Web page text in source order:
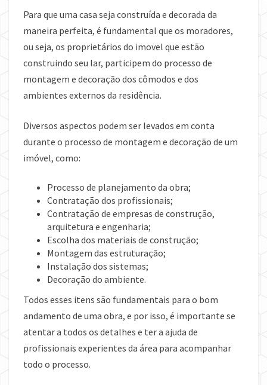
Para que uma casa seja construída e decorada da
maneira perfeita, é fundamental que os moradores,
ou seja, os proprietários do imovel que estão
construindo seu lar, participem do processo de
montagem e decoração dos cômodos e dos
ambientes externos da residência.
Diversos aspectos podem ser levados em conta
durante o processo de montagem e decoração de um
imóvel, como:
Processo de planejamento da obra;
Contratação dos profissionais;
Contratação de empresas de construção,
arquitetura e engenharia;
Escolha dos materiais de construção;
Montagem das estruturação;
Instalação dos sistemas;
Decoração do ambiente.
Todos esses itens são fundamentais para o bom
andamento de uma obra, e por isso, é importante se
atentar a todos os detalhes e ter a ajuda de
profissionais experientes da área para acompanhar
todo o processo.